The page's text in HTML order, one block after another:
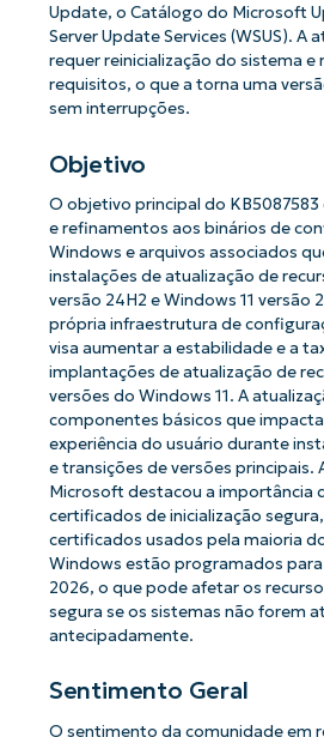
Update, o Catálogo do Microsoft
Server Update Services (WSUS). A
requer reinicialização do sistema e
requisitos, o que a torna uma
sem interrupções.
Objetivo
O objetivo principal do
e refinamentos aos binários de
Windows e arquivos associados
instalações de atualização de
versão 24H2 e Windows 11 versão
própria infraestrutura de
visa aumentar a estabilidade e a
implantações de atualização de
versões do Windows 11. A
componentes básicos que
experiência do usuário durante
e transições de versões principais.
Microsoft destacou a importância
certificados de inicialização
certificados usados ​​pela maioria
Windows estão programados
2026, o que pode afetar os
segura se os sistemas não forem
antecipadamente.
Sentimento Geral
O sentimento da comunidade em